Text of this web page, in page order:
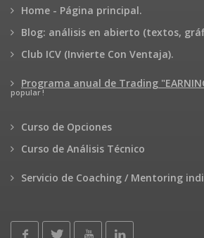
Home - Página principal.
Blog: análisis en abierto (textos,
Club ICV (Invierte Con Ventaja).
Programa anual de Trading
popular !
Curso de Opciones
Curso de Análisis Técnico
Servicio de Coaching / Mentoring